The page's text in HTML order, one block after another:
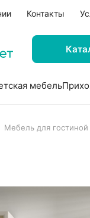
Контакты
мебель
Мебель для гостиной